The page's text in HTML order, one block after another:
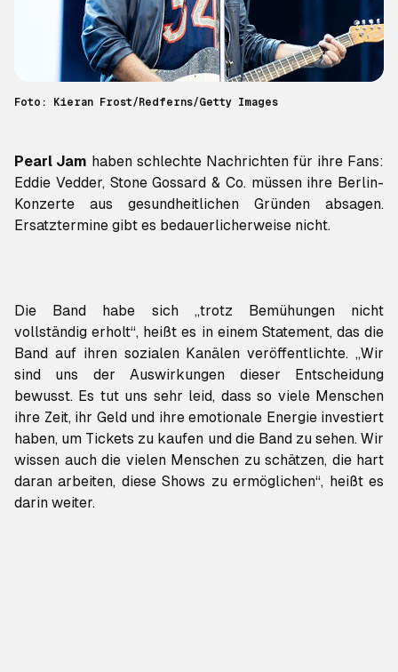
Foto: Kieran Frost/Redferns/Getty Images
Pearl Jam haben schlechte Nachrichten für ihre Fans:
Eddie Vedder, Stone Gossard & Co. müssen ihre Berlin-
Konzerte aus gesundheitlichen Gründen absagen.
Ersatztermine gibt es bedauerlicherweise nicht.
Die Band habe sich „trotz Bemühungen nicht
vollständig erholt“, heißt es in einem Statement, das die
Band auf ihren sozialen Kanälen veröffentlichte. „Wir
sind uns der Auswirkungen dieser Entscheidung
bewusst. Es tut uns sehr leid, dass so viele Menschen
ihre Zeit, ihr Geld und ihre emotionale Energie investiert
haben, um Tickets zu kaufen und die Band zu sehen. Wir
wissen auch die vielen Menschen zu schätzen, die hart
daran arbeiten, diese Shows zu ermöglichen“, heißt es
darin weiter.